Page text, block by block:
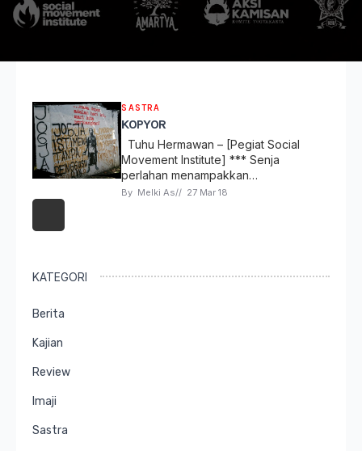
SASTRA
KOPYOR
Tuhu Hermawan – [Pegiat Social
Movement Institute] *** Senja
perlahan menampakkan…
By Melki As// 27 Mar 18
KATEGORI
Berita
Kajian
Review
Imaji
Sastra